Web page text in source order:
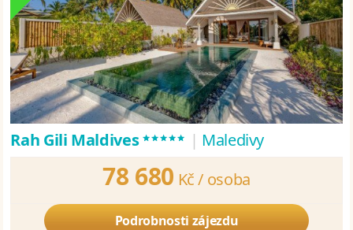
Rah Gili Maldives***** | Maledivy
78 680 Kč / osoba
Podrobnosti zájezdu